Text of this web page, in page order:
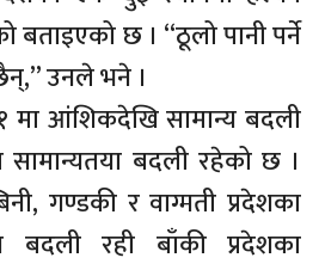
बताइएको छ । “ठूलो पानी पर्ने
उनले भने ।
मा आंशिकदेखि सामान्य बदली
बदली रहेको छ ।
गण्डकी र वाग्मती प्रदेशका
बदली रही बाँकी प्रदेशका